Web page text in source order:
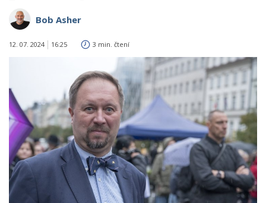
Bob Asher
12. 07. 2024 16:25 3 min. čtení